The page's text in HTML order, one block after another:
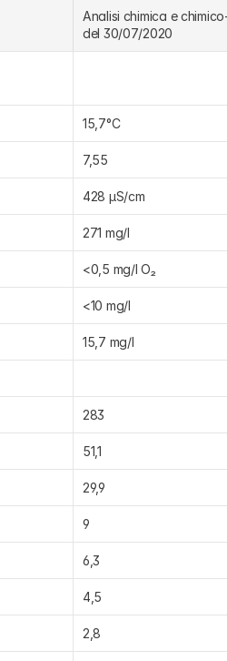
Analisi chimica e
del 30/07/2020
15,7°C
7,55
428 μS/cm
271 mg/l
<0,5 mg/l O₂
<10 mg/l
15,7 mg/l
283
51,1
29,9
9
6,3
4,5
2,8